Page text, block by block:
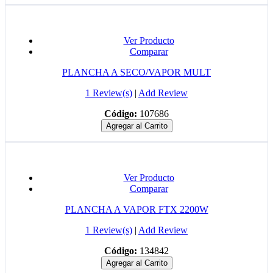
Ver Producto
Comparar
PLANCHA A SECO/VAPOR MULT
1 Review(s) | Add Review
Código: 107686
Agregar al Carrito
Ver Producto
Comparar
PLANCHA A VAPOR FTX 2200W
1 Review(s) | Add Review
Código: 134842
Agregar al Carrito